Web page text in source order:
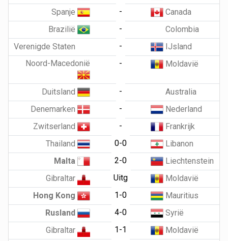
Spanje
-
Canada
Brazilië
-
Colombia
Verenigde Staten
-
IJsland
Noord-Macedonië
- Moldavië
Duitsland -
Australia
Denemarken
-
Nederland
Zwitserland
-
Frankrijk
Thailand
0-0
Libanon
Malta
2-0
Liechtenstein
Gibraltar
Uitg
Moldavië
Hong Kong
1-0
Mauritius
Rusland
4-0
Syrië
Gibraltar
1-1
Moldavië